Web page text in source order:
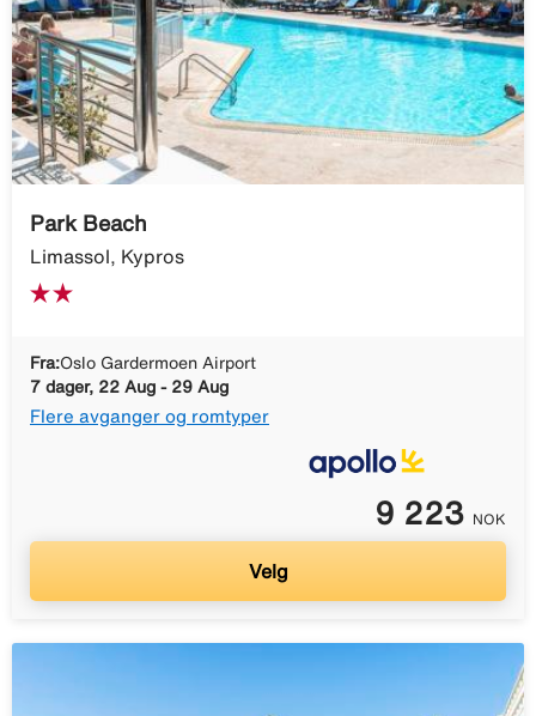
Park Beach
Limassol, Kypros
Fra:Oslo Gardermoen Airport
7 dager, 22 Aug - 29 Aug
Flere avganger og romtyper
9 223 NOK
Velg